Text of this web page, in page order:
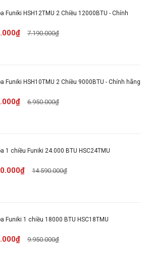
InverterEco
Điều khiển lên xuống tự
động, trái phải tùy chỉnh tay
Tự khởi động lại khi có điện
Màn hình hiển thị LED
Chức năng tự chẩn đoán lỗi
Funiki HSH12TMU 2 Chiều 12000BTU - Chính
7.190.000₫
Funiki HSH10TMU 2 Chiều 9000BTU - Chính hãng
6.950.000₫
1 chiều Funiki 24.000 BTU HSC24TMU
14.590.000₫
Funiki 1 chiều 18000 BTU HSC18TMU
9.950.000₫